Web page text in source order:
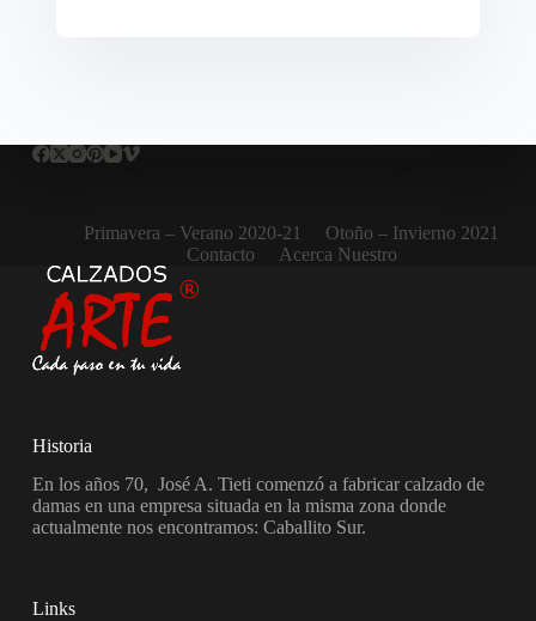
Primavera – Verano 2020-21
Otoño – Invierno 2021
Contacto
Acerca Nuestro
Historia
En los años 70, José A. Tieti comenzó a fabricar calzado de
damas en una empresa situada en la misma zona donde
actualmente nos encontramos: Caballito Sur.
Links